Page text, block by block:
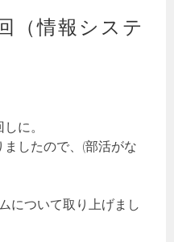
（情報システ
に。
したので、(部活がな
について取り上げまし